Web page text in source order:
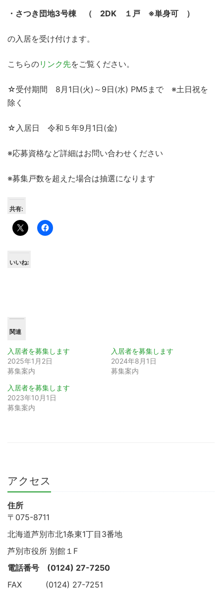
・さつき団地3号棟 （ 2DK １戸 ※単身可 ）
の入居を受け付けます。
こちらのリンク先をご覧ください。
☆受付期間 8月1日(火)～9日(水) PM5まで ※土日祝を
除く
☆入居日 令和５年9月1日(金)
※応募資格など詳細はお問い合わせください
※募集戸数を超えた場合は抽選になります
共有:
いいね:
関連
入居者を募集します
2025年1月2日
募集案内
入居者を募集します
2024年8月1日
募集案内
入居者を募集します
2023年10月1日
募集案内
アクセス
住所
〒075-8711
北海道芦別市北1条東1丁目3番地
芦別市役所 別館１F
電話番号 (0124) 27-7250
FAX (0124) 27-7251